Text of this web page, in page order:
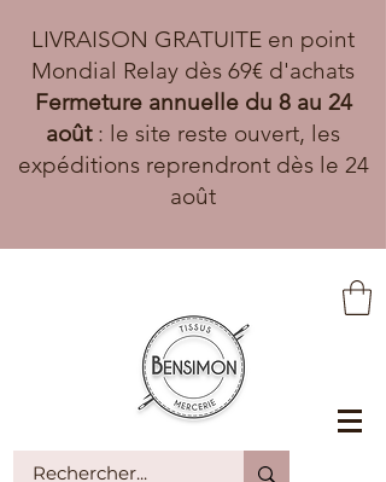
LIVRAISON GRATUITE en point
Mondial Relay dès 69€ d'achats
Fermeture annuelle du 8 au 24
août: le site reste ouvert, les
expéditions reprendront dès le 24
août